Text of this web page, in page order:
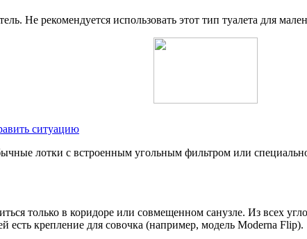
Не рекомендуется использовать этот тип туалета для
ситуацию
лотки с встроенным угольным фильтром или
только в коридоре или совмещенном санузле. Из всех
есть крепление для совочка (например, модель Moderna Flip).